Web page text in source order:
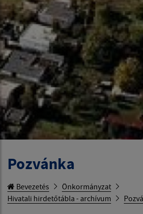
Pozvánka
Bevezetés
Önkormányzat
Hivatali hirdetőtábla - archívum